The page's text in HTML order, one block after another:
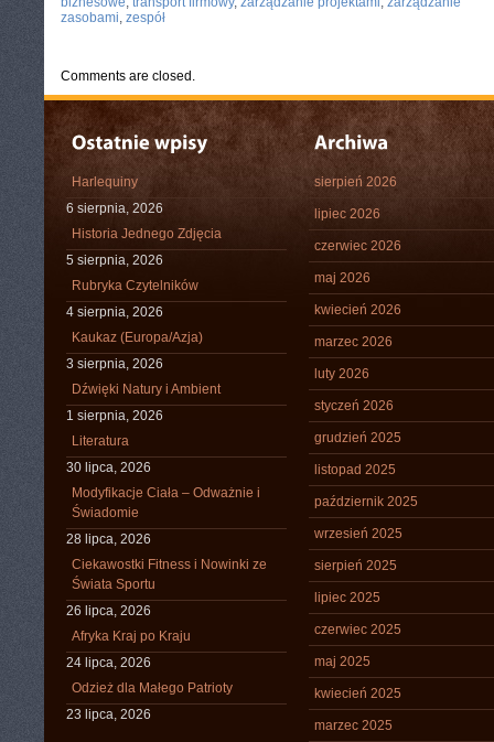
zasobami, zespół
Comments are closed.
Harlequiny
6 sierpnia, 2026
Historia Jednego Zdjęcia
5 sierpnia, 2026
Rubryka Czytelników
4 sierpnia, 2026
Kaukaz (Europa/Azja)
3 sierpnia, 2026
Dźwięki Natury i Ambient
1 sierpnia, 2026
Literatura
30 lipca, 2026
Modyfikacje Ciała – Odważnie i
Świadomie
28 lipca, 2026
Ciekawostki Fitness i Nowinki ze
Świata Sportu
26 lipca, 2026
Afryka Kraj po Kraju
24 lipca, 2026
Odzież dla Małego Patrioty
23 lipca, 2026
sierpień 2026
lipiec 2026
czerwiec 2026
maj 2026
kwiecień 2026
marzec 2026
luty 2026
styczeń 2026
grudzień 2025
listopad 2025
październik 2025
wrzesień 2025
sierpień 2025
lipiec 2025
czerwiec 2025
maj 2025
kwiecień 2025
marzec 2025